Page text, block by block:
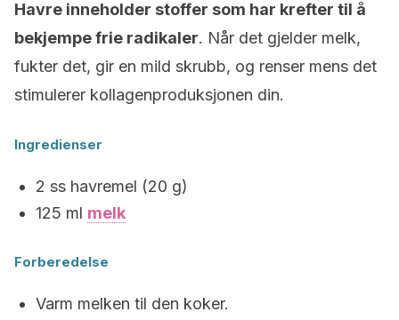
Havre inneholder stoffer som har krefter til å
bekjempe frie radikaler. Når det gjelder melk,
fukter det, gir en mild skrubb, og renser mens det
stimulerer kollagenproduksjonen din.
Ingredienser
2 ss havremel (20 g)
125 ml melk
Forberedelse
Varm melken til den koker.